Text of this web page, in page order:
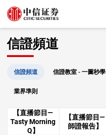
信證頻道
信證頻道 信證教室 - 一圖秒學
業界準則
【直播節目—
Tasty Morning
Q】
【直播節目—
師證報告】